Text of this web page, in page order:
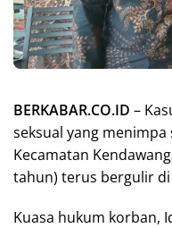
BERKABAR.CO.ID –
seksual yang
Kecamatan
tahun) terus bergulir di
Kuasa hukum korban,